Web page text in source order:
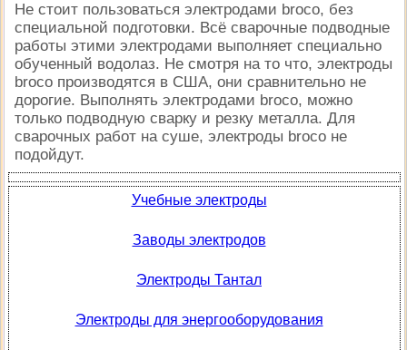
Не стоит пользоваться электродами broco, без
специальной подготовки. Всё сварочные подводные
работы этими электродами выполняет специально
обученный водолаз. Не смотря на то что, электроды
broco производятся в США, они сравнительно не
дорогие. Выполнять электродами broco, можно
только подводную сварку и резку металла. Для
сварочных работ на суше, электроды broco не
подойдут.
Учебные электроды
Заводы электродов
Электроды Тантал
Электроды для энергооборудования